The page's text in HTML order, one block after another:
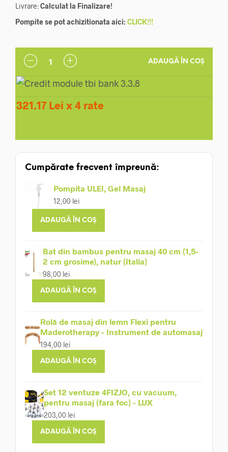
fost:
1.380,00 lei.
Livrare:Calculat la Finalizare!
Pompite se pot achizitionata aici:CLICK!!!
ADAUGĂ ÎN COȘ
321.17 Lei x 4 rate
Cumpărate frecvent împreună:
Pompita ULEI, Gel Masaj
12,00 lei
ADAUGĂ ÎN COȘ
Bat din bambus pentru masaj 40 cm (1,5-
2 cm grosime), natur (Italia)
98,00 lei
ADAUGĂ ÎN COȘ
Rolă de masaj din lemn Flexi pentru
Maderotherapy - Instrument de automasaj
194,00 lei
ADAUGĂ ÎN COȘ
Set 12 ventuze 4FIZJO, cu vacuum,
pentru masaj (fara foc) - LUX
203,00 lei
ADAUGĂ ÎN COȘ